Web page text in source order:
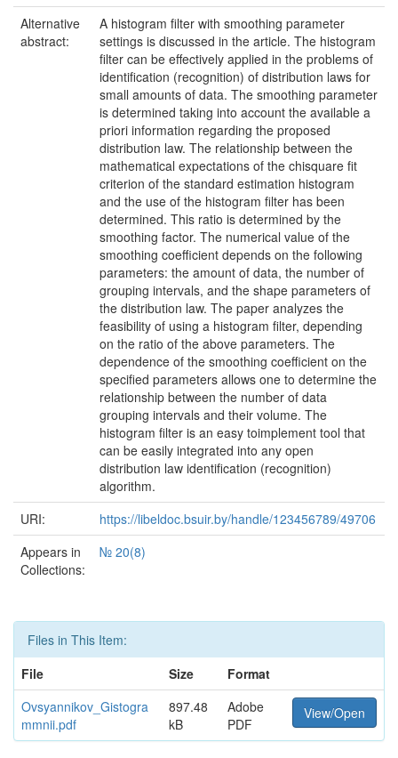
Alternative
abstract:
A histogram filter with smoothing parameter
settings is discussed in the article. The histogram
filter can be effectively applied in the problems of
identification (recognition) of distribution laws for
small amounts of data. The smoothing parameter
is determined taking into account the available a
priori information regarding the proposed
distribution law. The relationship between the
mathematical expectations of the chi­square fit
criterion of the standard estimation histogram
and the use of the histogram filter has been
determined. This ratio is determined by the
smoothing factor. The numerical value of the
smoothing coefficient depends on the following
parameters: the amount of data, the number of
grouping intervals, and the shape parameters of
the distribution law. The paper analyzes the
feasibility of using a histogram filter, depending
on the ratio of the above parameters. The
dependence of the smoothing coefficient on the
specified parameters allows one to determine the
relationship between the number of data
grouping intervals and their volume. The
histogram filter is an easy ­to­implement tool that
can be easily integrated into any open
distribution law identification (recognition)
algorithm.
URI:
https://libeldoc.bsuir.by/handle/123456789/49706
Appears in
Collections:
№ 20(8)
Files in This Item:
File
Size
Format
Ovsyannikov_Gistogra
mmnii.pdf
897.48
kB
Adobe
PDF
View/Open